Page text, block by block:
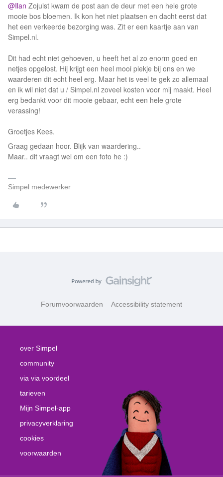
@Ilan Zojuist kwam de post aan de deur met een hele grote
mooie bos bloemen. Ik kon het niet plaatsen en dacht eerst dat
het een verkeerde bezorging was. Zit er een kaartje aan van
Simpel.nl.
Dit had echt niet gehoeven, u heeft het al zo enorm goed en
netjes opgelost. Hij krijgt een heel mooi plekje bij ons en we
waarderen dit echt heel erg. Maar het is veel te gek zo allemaal
en ik wil niet dat u / Simpel.nl zoveel kosten voor mij maakt. Heel
erg bedankt voor dit mooie gebaar, echt een hele grote
verassing!
Groetjes Kees.
Graag gedaan hoor. Blijk van waardering..
Maar.. dit vraagt wel om een foto he :)
Simpel medewerker
Forumvoorwaarden Accessibility statement
over Simpel
community
via via voordeel
tarieven
Mijn Simpel-app
privacyverklaring
cookies
voorwaarden